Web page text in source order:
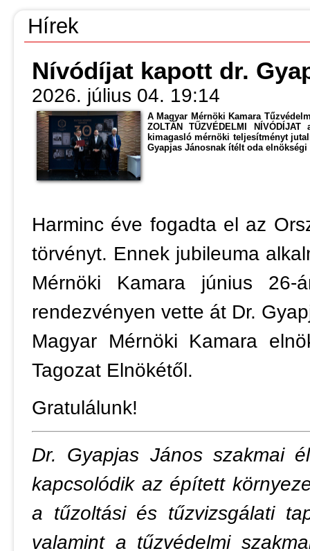
Hírek
Nívódíjat kapott dr.
2026. július 04. 19:14
A Magyar Mérnöki Kamara
ZOLTÁN TŰZVÉDELMI
kimagasló mérnöki teljesítményt
Gyapjas Jánosnak ítélt oda
Harminc éve fogadta el az
törvényt. Ennek jubileuma
Mérnöki Kamara június
rendezvényen vette át Dr.
Magyar Mérnöki Kamara
Tagozat Elnökétől.
Gratulálunk!
Dr. Gyapjas János szakmai
kapcsolódik az épített
a tűzoltási és tűzvizsgálati
valamint a tűzvédelmi